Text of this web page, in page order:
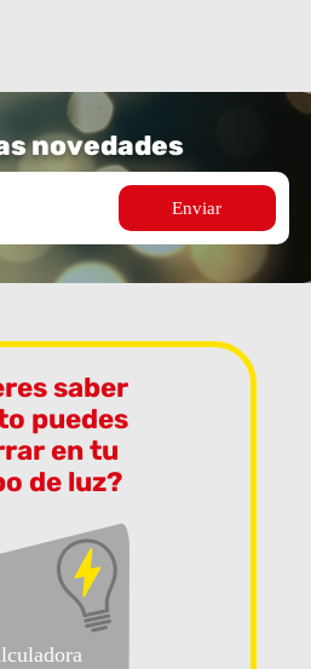
novedades
saber
puedes
en tu
de luz?